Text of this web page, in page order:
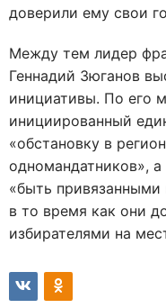
доверили ему свои
Между тем лидер
Геннадий Зюганов
инициативы. По его
инициированный
«обстановку в
одномандатников», а
«быть привязанными
в то время как они
избирателями на